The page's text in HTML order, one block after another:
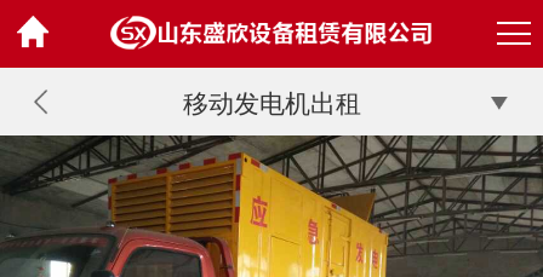
移动发电机出租